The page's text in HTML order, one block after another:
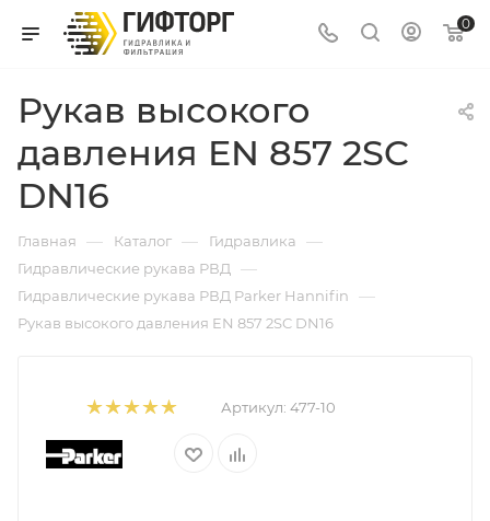
0
Рукав высокого
давления EN 857 2SC
DN16
Главная — Каталог — Гидравлика —
Гидравлические рукава РВД —
Гидравлические рукава РВД Parker Hannifin —
Рукав высокого давления EN 857 2SC DN16
Артикул: 477-10